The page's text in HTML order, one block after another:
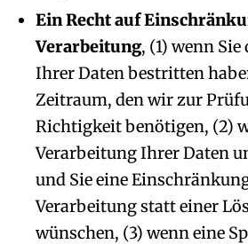
Ein Recht auf
Verarbeitung, (1) wenn
Ihrer Daten bestritten
Zeitraum, den wir zur
Richtigkeit benötigen, (2)
Verarbeitung Ihrer Daten
und Sie eine
Verarbeitung statt einer
wünschen, (3) wenn eine